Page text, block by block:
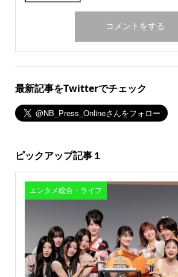
最新記事をTwitterでチェック
ピックアップ記事１
エンタメ総合・ライフ